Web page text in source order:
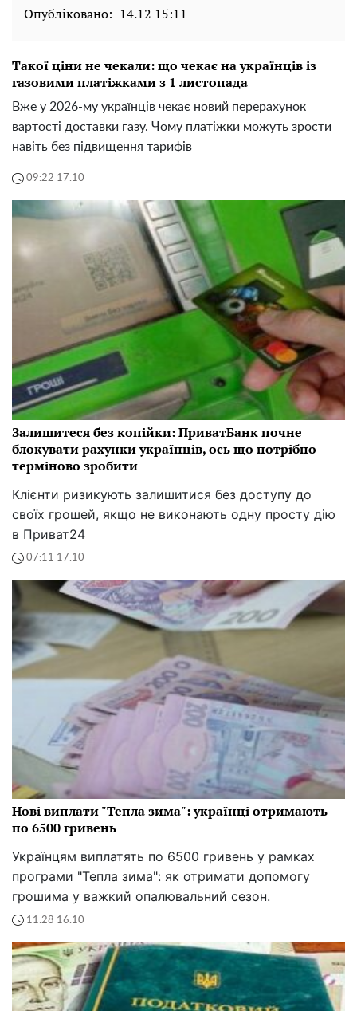
Опубліковано: 14.12 15:11
Такої ціни не чекали: що чекає на українців із
газовими платіжками з 1 листопада
Вже у 2026-му українців чекає новий перерахунок
вартості доставки газу. Чому платіжки можуть зрости
навіть без підвищення тарифів
09:22 17.10
Залишитеся без копійки: ПриватБанк почне
блокувати рахунки українців, ось що потрібно
терміново зробити
Клієнти ризикують залишитися без доступу до
своїх грошей, якщо не виконають одну просту дію
в Приват24
07:11 17.10
Нові виплати "Тепла зима": українці отримають
по 6500 гривень
Українцям виплатять по 6500 гривень у рамках
програми "Тепла зима": як отримати допомогу
грошима у важкий опалювальний сезон.
11:28 16.10